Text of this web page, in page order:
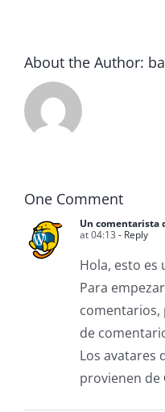
About the Author:
One Comment
Un comentarista
at 04:13 - Reply
Hola, esto es
Para
comentarios,
de
Los avatares
provienen de